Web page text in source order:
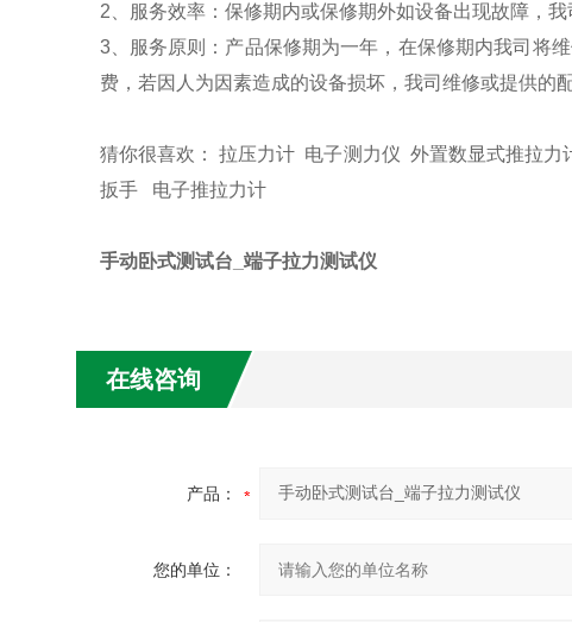
2、服务效率：保修期内或保修期外如设备出现故障，
3、服务原则：产品保修期为一年，在保修期内我司将
费，若因人为因素造成的设备损坏，我司维修或提供的
猜你很喜欢： 拉压力计 电子测力仪 外置数显式推拉力
扳手 电子推拉力计
手动卧式测试台_端子拉力测试仪
在线咨询
产品：
您的单位：